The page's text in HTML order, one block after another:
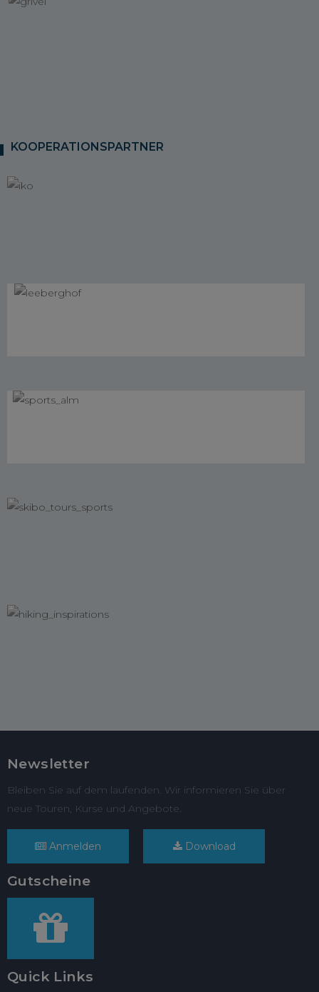
KOOPERATIONSPARTNER
Newsletter
Bleiben Sie auf dem laufenden. Wir informieren Sie über
neue Touren, Kurse und Angebote.
Anmelden Download
Gutscheine
Quick Links